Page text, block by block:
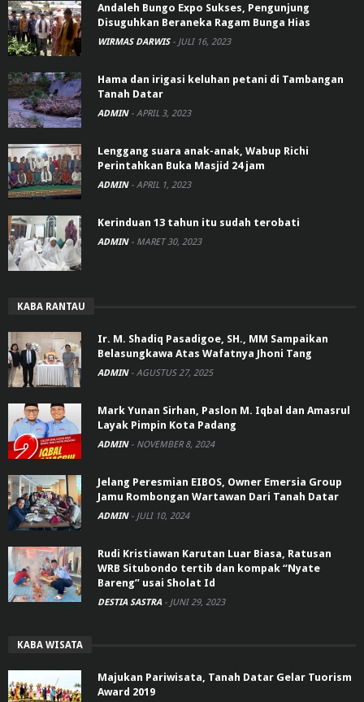
Andaleh Bungo Expo Sukses, Pengunjung
Disuguhkan Beraneka Ragam Bunga Hias
WIRMAS DARWIS - JULI 16, 2023
Hama dan irigasi keluhan petani di Tambangan
Tanah Datar
ADMIN - APRIL 3, 2023
Lenggang suara anak-anak, Wabup Richi
Perintahkan Buka Masjid 24 jam
ADMIN - APRIL 1, 2023
Kerinduan 13 tahun itu sudah terobati
ADMIN - MARET 30, 2023
KABA RANTAU
Ir. M. Shadiq Pasadigoe, SH., MM Sampaikan
Belasungkawa Atas Wafatnya Jhoni Tang
ADMIN - AGUSTUS 27, 2025
Mark Yunan Sirhan, Paslon M. Iqbal dan Amasrul
Layak Pimpin Kota Padang
ADMIN - NOVEMBER 8, 2024
Jelang Peresmian EIBOS, Owner Emersia Group
Jamu Rombongan Wartawan Dari Tanah Datar
ADMIN - JULI 10, 2024
Rudi Kristiawan Karutan Luar Biasa, Ratusan
WRB Situbondo tertib dan kompak “Nyate
Bareng” usai Sholat Id
DESTIA SASTRA - JUNI 29, 2023
KABA WISATA
Majukan Pariwisata, Tanah Datar Gelar Tuorism
Award 2019